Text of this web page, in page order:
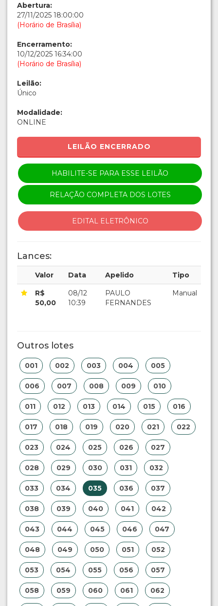
Abertura:
27/11/2025 18:00:00
(Horário de Brasília)
Encerramento:
10/12/2025 16:34:00
(Horário de Brasília)
Leilão:
Único
Modalidade:
ONLINE
LEILÃO ENCERRADO
HABILITE-SE PARA ESSE LEILÃO
RELAÇÃO COMPLETA DOS LOTES
EDITAL ELETRÔNICO
Lances:
Valor Data Apelido Tipo
R$
50,00
08/12
10:39
PAULO
FERNANDES
Manual
Outros lotes
001 002 003 004 005
006 007 008 009 010
011 012 013 014 015 016
017 018 019 020 021 022
023 024 025 026 027
028 029 030 031 032
033 034 035 036 037
038 039 040 041 042
043 044 045 046 047
048 049 050 051 052
053 054 055 056 057
058 059 060 061 062